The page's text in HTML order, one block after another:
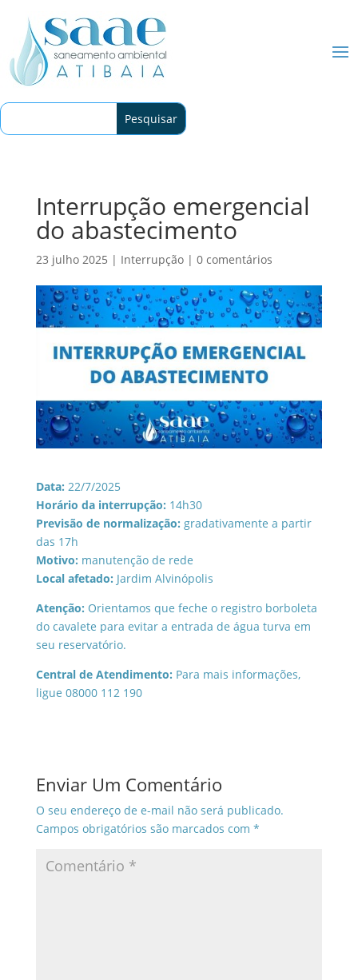
Interrupção emergencial
do abastecimento
23 julho 2025 | Interrupção| 0 comentários
Data: 22/7/2025
Horário da interrupção: 14h30
Previsão de normalização: gradativamente a partir
das 17h
Motivo: manutenção de rede
Local afetado: Jardim Alvinópolis
Atenção: Orientamos que feche o registro borboleta
do cavalete para evitar a entrada de água turva em
seu reservatório.
Central de Atendimento: Para mais informações,
ligue 08000 112 190
Enviar Um Comentário
O seu endereço de e-mail não será publicado.
Campos obrigatórios são marcados com *